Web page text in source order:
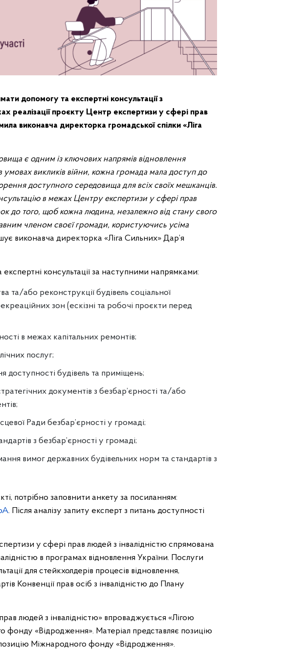
допомогу та експертні консультації з
реалізації проєкту Центр експертизи у сфері прав
виконавча директорка громадської спілки «Ліга
є одним із ключових напрямів відновлення
викликів війни, кожна громада мала доступ до
доступного середовища для всіх своїх мешканців.
в межах Центру експертизи у сфері прав
до того, щоб кожна людина, незалежно від стану свого
членом своєї громади, користуючись усіма
виконавча директорка «Ліга Сильних» Дар’я
консультації за наступними напрямками:
та/або реконструкції будівель соціальної
зон (ескізні та робочі проєкти перед
в межах капітальних ремонтів;
послуг;
доступності будівель та приміщень;
документів з безбар’єрності та/або
Ради безбар’єрності у громаді;
з безбар’єрності у громаді;
вимог державних будівельних норм та стандартів з
потрібно заповнити анкету за посиланням:
. Після аналізу запиту експерт з питань доступності
у сфері прав людей з інвалідністю спрямована
в програмах відновлення України. Послуги
для стейкхолдерів процесів відновлення,
Конвенції прав осіб з інвалідністю до Плану
людей з інвалідністю» впроваджується «Лігою
фонду «Відродження». Матеріал представляє позицію
позицію Міжнародного фонду «Відродження».